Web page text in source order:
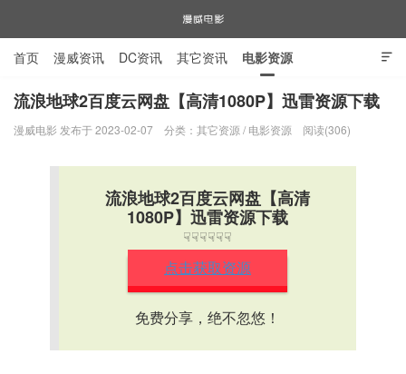

首页 漫威资讯 DC资讯 其它资讯 电影资源
电视剧资源 漫威图片
流浪地球2百度云网盘【高清1080P】迅雷资源下载
漫威电影 发布于 2023-02-07 分类： 其它资源 / 电影资源 阅读(306)
流浪地球2百度云网盘【高清
1080P】迅雷资源下载
☟☟☟☟☟☟
点击获取资源
免费分享，绝不忽悠！